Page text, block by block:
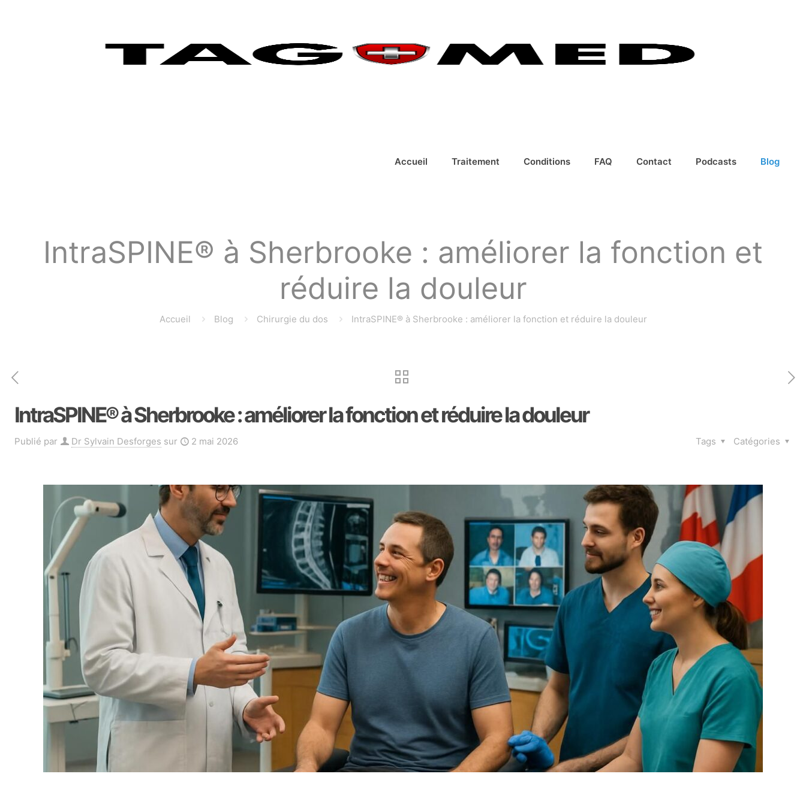
Accueil Traitement Conditions FAQ Contact Podcasts Blog
IntraSPINE® à Sherbrooke : améliorer la fonction et
réduire la douleur
Accueil Blog Chirurgie du dos IntraSPINE® à Sherbrooke : améliorer la fonction et réduire la douleur
IntraSPINE® à Sherbrooke : améliorer la fonction et réduire la douleur
Publié par Dr Sylvain Desforges sur 2 mai 2026 Catégories
Tags